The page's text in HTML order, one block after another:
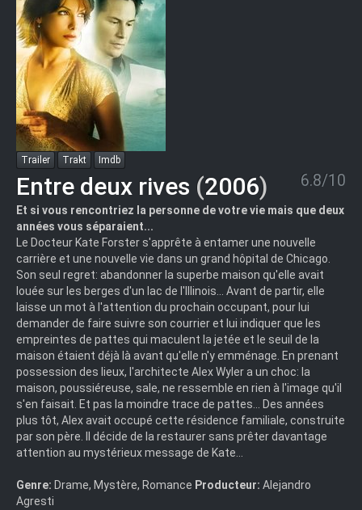
Trailer Trakt Imdb
Entre deux rives (2006) 6.8/10
Et si vous rencontriez la personne de votre vie mais que deux
années vous séparaient...
Le Docteur Kate Forster s'apprête à entamer une nouvelle
carrière et une nouvelle vie dans un grand hôpital de Chicago.
Son seul regret: abandonner la superbe maison qu'elle avait
louée sur les berges d'un lac de l'Illinois... Avant de partir, elle
laisse un mot à l'attention du prochain occupant, pour lui
demander de faire suivre son courrier et lui indiquer que les
empreintes de pattes qui maculent la jetée et le seuil de la
maison étaient déjà là avant qu'elle n'y emménage. En prenant
possession des lieux, l'architecte Alex Wyler a un choc: la
maison, poussiéreuse, sale, ne ressemble en rien à l'image qu'il
s'en faisait. Et pas la moindre trace de pattes... Des années
plus tôt, Alex avait occupé cette résidence familiale, construite
par son père. Il décide de la restaurer sans prêter davantage
attention au mystérieux message de Kate...
Genre: Drame, Mystère, Romance Producteur: Alejandro
Agresti